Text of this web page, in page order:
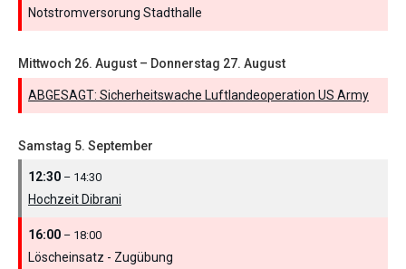
Notstromversorung Stadthalle
Mittwoch 26. August – Donnerstag 27. August
ABGESAGT: Sicherheitswache Luftlandeoperation US Army
Samstag 5. September
12:30 – 14:30
Hochzeit Dibrani
16:00 – 18:00
Löscheinsatz - Zugübung